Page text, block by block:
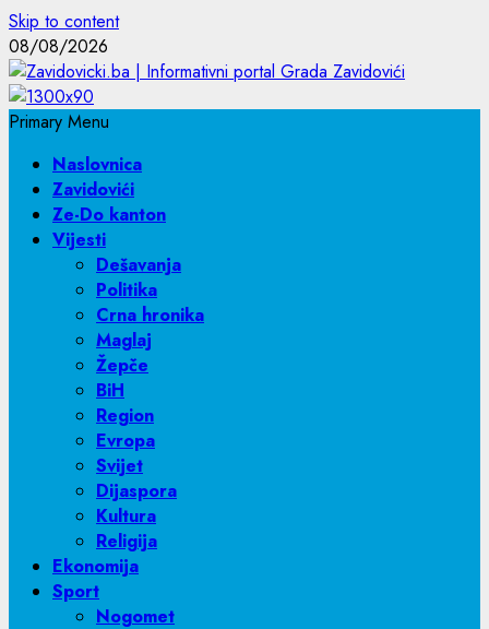
Skip to content
08/08/2026
Primary Menu
Naslovnica
Zavidovići
Ze-Do kanton
Vijesti
Dešavanja
Politika
Crna hronika
Maglaj
Žepče
BiH
Region
Evropa
Svijet
Dijaspora
Kultura
Religija
Ekonomija
Sport
Nogomet